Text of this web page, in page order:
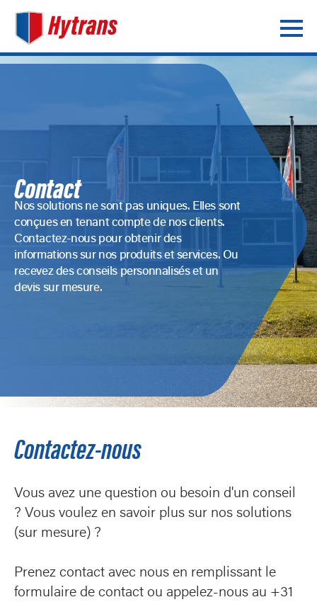
Contact
Nos solutions ne sont pas uniques. Elles sont
conçues en tenant compte de nos clients.
Contactez-nous pour obtenir des
informations sur nos produits et services. Ou
recevez des conseils personnalisés et un
devis sur mesure.
Contactez-nous
Vous avez une question ou besoin d'un conseil
? Vous voulez en savoir plus sur nos solutions
(sur mesure) ?
Prenez contact avec nous en remplissant le
formulaire de contact ou appelez-nous au +31